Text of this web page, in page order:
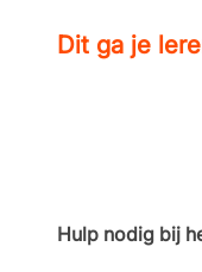
Dit ga je
Hulp nodig bij